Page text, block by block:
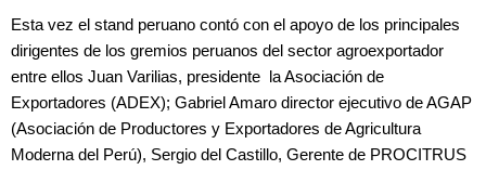
Esta vez el stand peruano contó con el apoyo de los principales
dirigentes de los gremios peruanos del sector agroexportador
entre ellos Juan Varilias, presidente la Asociación de
Exportadores (ADEX); Gabriel Amaro director ejecutivo de AGAP
(Asociación de Productores y Exportadores de Agricultura
Moderna del Perú), Sergio del Castillo, Gerente de PROCITRUS